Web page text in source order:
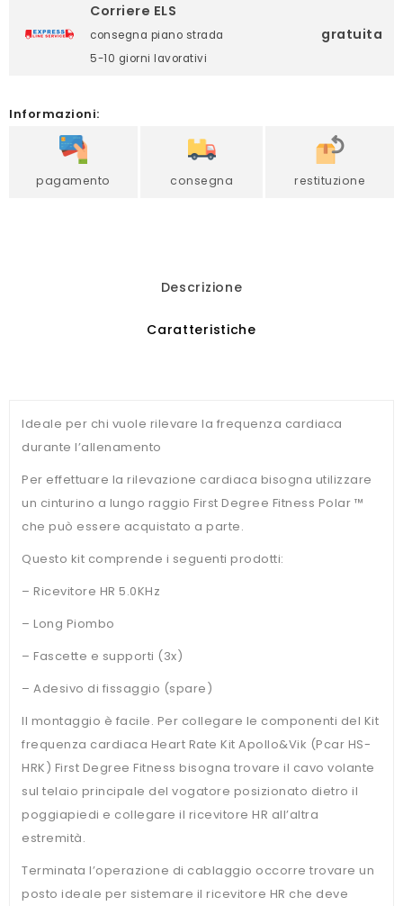
Corriere ELS
consegna piano strada
5-10 giorni lavorativi
gratuita
Informazioni:
pagamento consegna restituzione
Descrizione
Caratteristiche
Ideale per chi vuole rilevare la frequenza cardiaca
durante l’allenamento
Per effettuare la rilevazione cardiaca bisogna utilizzare
un cinturino a lungo raggio First Degree Fitness Polar ™
che può essere acquistato a parte.
Questo kit comprende i seguenti prodotti:
– Ricevitore HR 5.0KHz
– Long Piombo
– Fascette e supporti (3x)
– Adesivo di fissaggio (spare)
Il montaggio è facile. Per collegare le componenti del Kit
frequenza cardiaca Heart Rate Kit Apollo&Vik (Pcar HS-
HRK) First Degree Fitness bisogna trovare il cavo volante
sul telaio principale del vogatore posizionato dietro il
poggiapiedi e collegare il ricevitore HR all’altra
estremità.
Terminata l’operazione di cablaggio occorre trovare un
posto ideale per sistemare il ricevitore HR che deve